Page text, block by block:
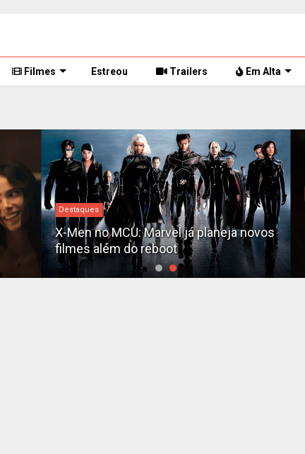
Filmes Estreou Trailers Em Alta
Destaques
X-Men no MCU: Marvel já planeja novos
filmes além do reboot